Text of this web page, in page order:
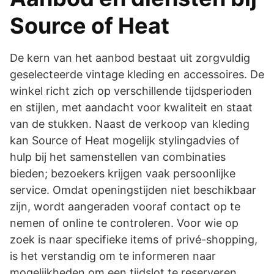
Source of Heat
De kern van het aanbod bestaat uit zorgvuldig
geselecteerde vintage kleding en accessoires. De
winkel richt zich op verschillende tijdsperioden
en stijlen, met aandacht voor kwaliteit en staat
van de stukken. Naast de verkoop van kleding
kan Source of Heat mogelijk stylingadvies of
hulp bij het samenstellen van combinaties
bieden; bezoekers krijgen vaak persoonlijke
service. Omdat openingstijden niet beschikbaar
zijn, wordt aangeraden vooraf contact op te
nemen of online te controleren. Voor wie op
zoek is naar specifieke items of privé-shopping,
is het verstandig om te informeren naar